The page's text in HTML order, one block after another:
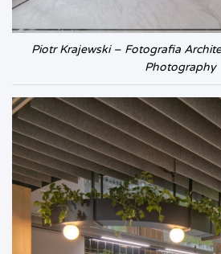
Piotr Krajewski – Fotografia
Photography